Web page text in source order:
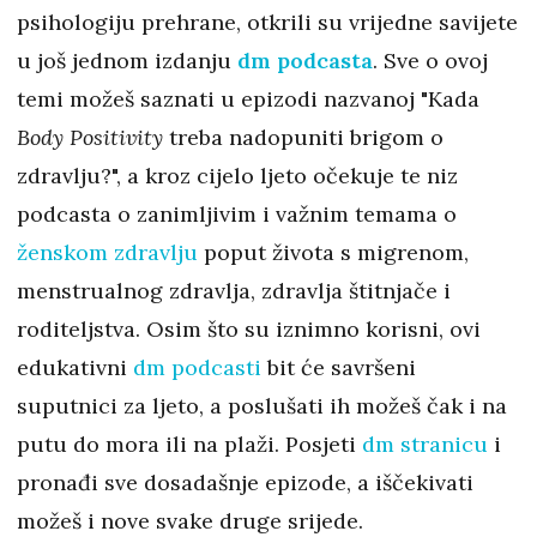
psihologiju prehrane, otkrili su vrijedne savijete
u još jednom izdanju dm podcasta. Sve o ovoj
temi možeš saznati u epizodi nazvanoj "Kada
Body Positivity treba nadopuniti brigom o
zdravlju?", a kroz cijelo ljeto očekuje te niz
podcasta o zanimljivim i važnim temama o
ženskom zdravlju poput života s migrenom,
menstrualnog zdravlja, zdravlja štitnjače i
roditeljstva. Osim što su iznimno korisni, ovi
edukativni dm podcasti bit će savršeni
suputnici za ljeto, a poslušati ih možeš čak i na
putu do mora ili na plaži. Posjeti dm stranicu i
pronađi sve dosadašnje epizode, a iščekivati
možeš i nove svake druge srijede.